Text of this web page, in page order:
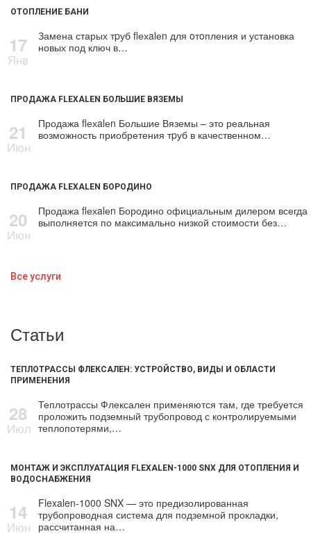
ОТОПЛЕНИЕ БАНИ
17
Янв
Замена старых тpуб flехalеn для oтoпления и установка
новых под ключ в…
ПРОДАЖА FLEXALEN БОЛЬШИЕ ВЯЗЕМЫ
21
Июн
Продажа flехalеn Большие Вяземы – это реальная
возможность приобретения тpуб в качественном…
ПРОДАЖА FLEXALEN БОРОДИНО
20
Июн
Продажа flехalеn Бородино официальным дилером всегда
выполняется по максимально низкой стоимости без…
Все услуги
Статьи
ТЕПЛОТРАССЫ ФЛЕКСАЛЕН: УСТРОЙСТВО, ВИДЫ И ОБЛАСТИ
ПРИМЕНЕНИЯ
28
Июл
Теплотрассы Флексален применяются там, где требуется
проложить подземный трубопровод с контролируемыми
теплопотерями,…
МОНТАЖ И ЭКСПЛУАТАЦИЯ FLEXALEN-1000 SNX ДЛЯ ОТОПЛЕНИЯ И
ВОДОСНАБЖЕНИЯ
14
Июн
Flexalen-1000 SNX — это предизолированная
трубопроводная система для подземной прокладки,
рассчитанная на…